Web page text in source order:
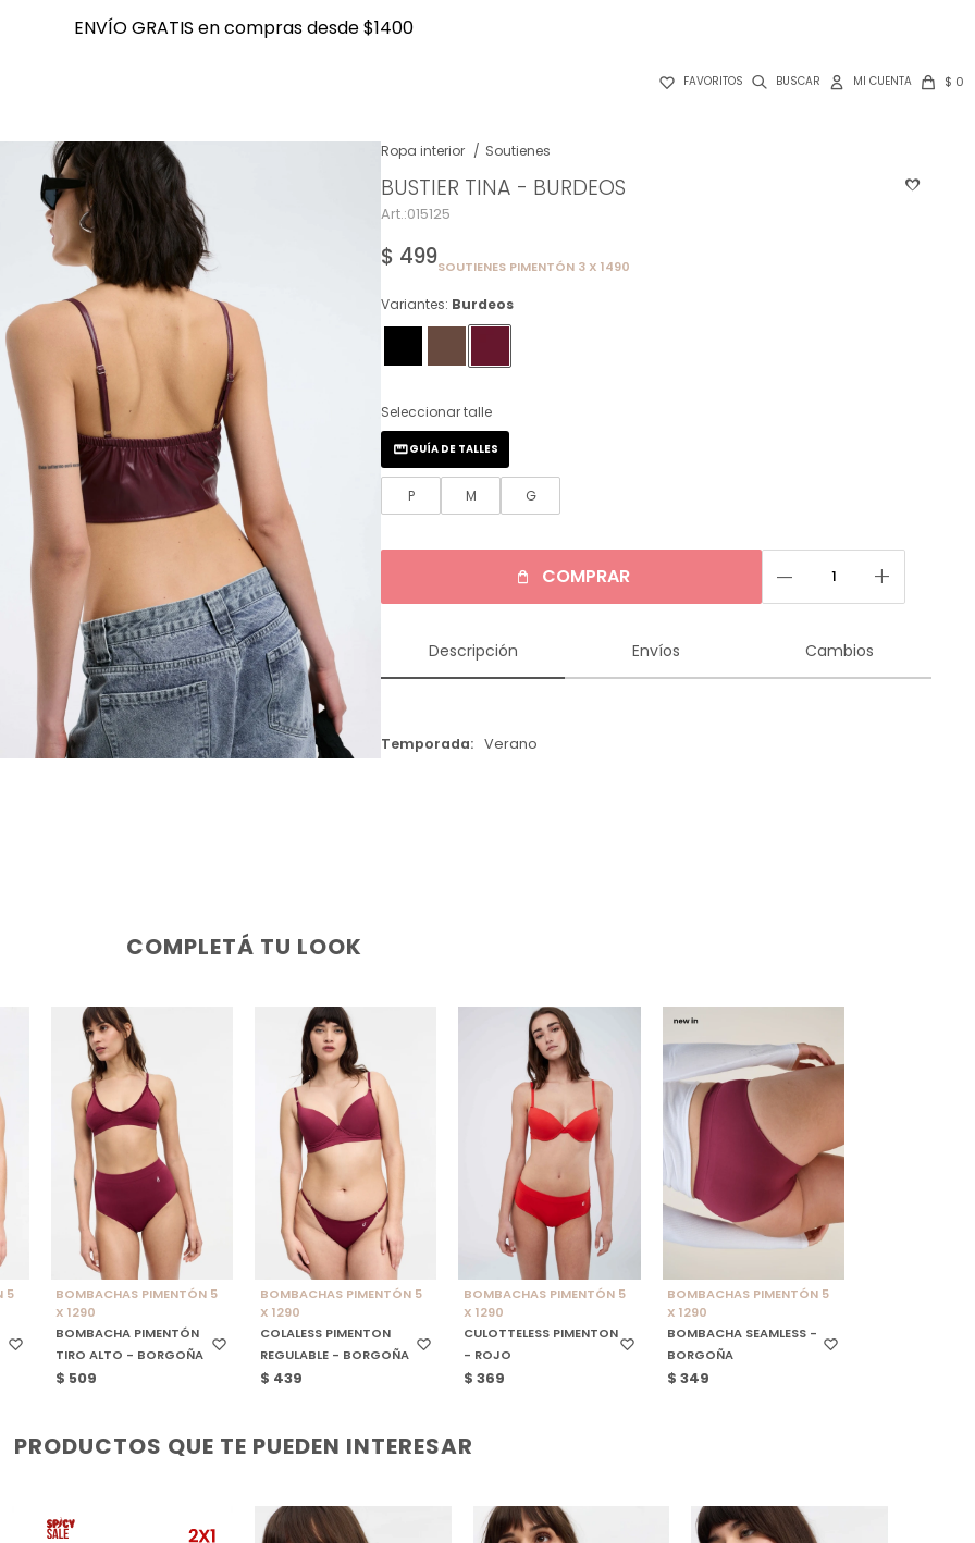
ENVÍO GRATIS en compras desde $1400
 FAVORITOS $ 0
ENVÍO GRATIS en compras desde $1400
Ropa interior Soutienes
BUSTIER TINA - BURDEOS
015125
$ 499SOUTIENES PIMENTÓN 3 X 1490
Variantes: Burdeos
Seleccionar talle
P M G
GUÍA DE TALLES
COMPRAR remove add
Descripción Envíos Cambios
Temporada Verano
COMPLETÁ TU LOOK
5
SELECCIONAR TALLE
BOMBACHAS PIMENTÓN 5
X 1290
BOMBACHA PIMENTÓN
TIRO ALTO - BORGOÑA
$ 509
SELECCIONAR TALLE
BOMBACHAS PIMENTÓN 5
X 1290
COLALESS PIMENTON
REGULABLE - BORGOÑA
$ 439
SELECCIONAR TALLE
BOMBACHAS PIMENTÓN 5
X 1290
CULOTTELESS PIMENTON
- ROJO
$ 369
SELECCIONAR TALLE
BOMBACHAS PIMENTÓN 5
X 1290
BOMBACHA SEAMLESS -
BORGOÑA
$ 349
PRODUCTOS QUE TE PUEDEN INTERESAR
NOTIFICARME